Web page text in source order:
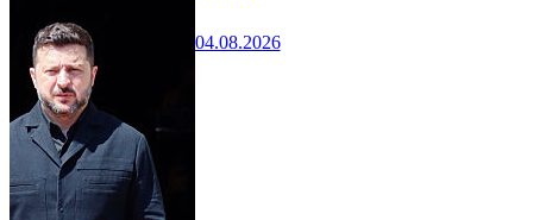
04.08.2026